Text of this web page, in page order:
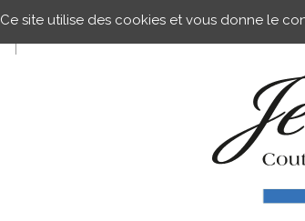
Ce site utilise des cookies et vous donne le